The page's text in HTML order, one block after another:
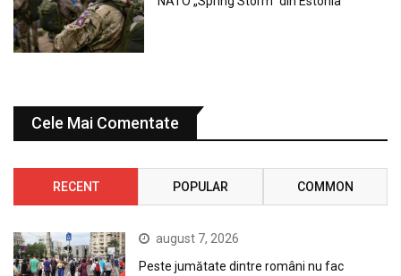
Cele Mai Comentate
RECENT POPULAR COMMON
august 7, 2026
Peste jumătate dintre români nu fac